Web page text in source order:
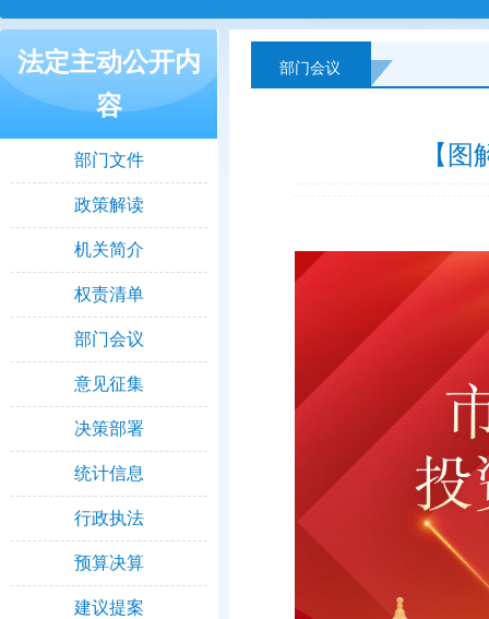
法定主动公开内
容
部门文件
政策解读
机关简介
权责清单
部门会议
意见征集
决策部署
统计信息
行政执法
预算决算
建议提案
部门会议
【